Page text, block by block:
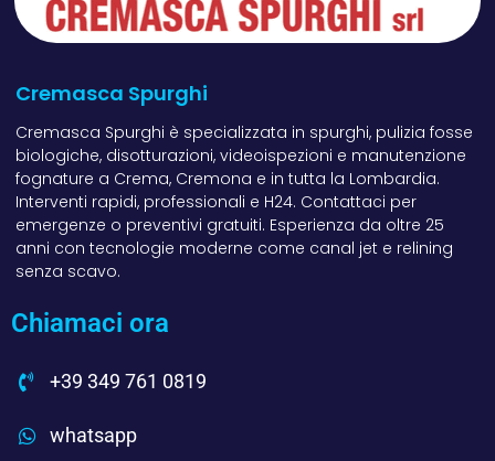
Cremasca Spurghi
Cremasca Spurghi è specializzata in spurghi, pulizia fosse
biologiche, disotturazioni, videoispezioni e manutenzione
fognature a Crema, Cremona e in tutta la Lombardia.
Interventi rapidi, professionali e H24. Contattaci per
emergenze o preventivi gratuiti. Esperienza da oltre 25
anni con tecnologie moderne come canal jet e relining
senza scavo.
Chiamaci ora
+39 349 761 0819
whatsapp